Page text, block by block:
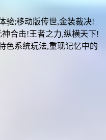
验;移动版传世,金装裁决!
合击!王者之力,纵横天下!
色系统玩法,重现记忆中的